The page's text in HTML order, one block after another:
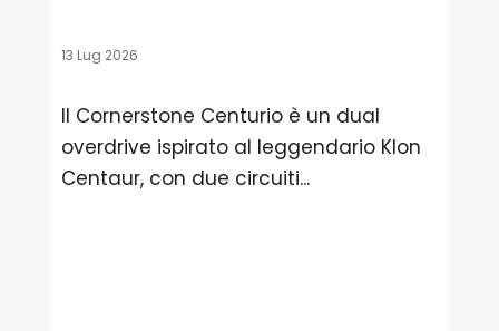
13 Lug 2026
Il Cornerstone Centurio è un dual
overdrive ispirato al leggendario Klon
Centaur, con due circuiti...